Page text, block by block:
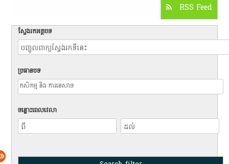
RSS Feed
ស្វែងរកអត្ថបទ
ប្រធានបទ
ចន្លោះពេលវេលា